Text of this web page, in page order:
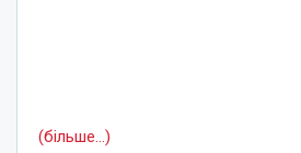
(більше…)